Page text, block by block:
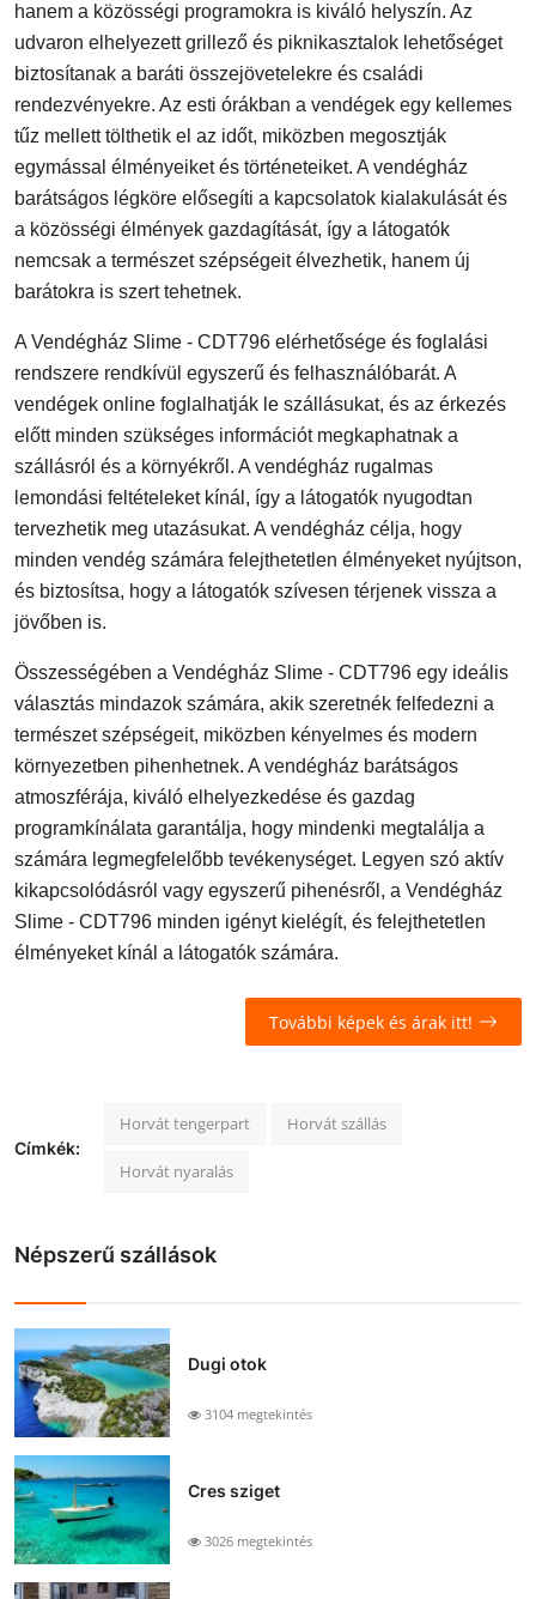
hanem a közösségi programokra is kiváló helyszín. Az
udvaron elhelyezett grillező és piknikasztalok lehetőséget
biztosítanak a baráti összejövetelekre és családi
rendezvényekre. Az esti órákban a vendégek egy kellemes
tűz mellett tölthetik el az időt, miközben megosztják
egymással élményeiket és történeteiket. A vendégház
barátságos légköre elősegíti a kapcsolatok kialakulását és
a közösségi élmények gazdagítását, így a látogatók
nemcsak a természet szépségeit élvezhetik, hanem új
barátokra is szert tehetnek.
A Vendégház Slime - CDT796 elérhetősége és foglalási
rendszere rendkívül egyszerű és felhasználóbarát. A
vendégek online foglalhatják le szállásukat, és az érkezés
előtt minden szükséges információt megkaphatnak a
szállásról és a környékről. A vendégház rugalmas
lemondási feltételeket kínál, így a látogatók nyugodtan
tervezhetik meg utazásukat. A vendégház célja, hogy
minden vendég számára felejthetetlen élményeket nyújtson,
és biztosítsa, hogy a látogatók szívesen térjenek vissza a
jövőben is.
Összességében a Vendégház Slime - CDT796 egy ideális
választás mindazok számára, akik szeretnék felfedezni a
természet szépségeit, miközben kényelmes és modern
környezetben pihenhetnek. A vendégház barátságos
atmoszférája, kiváló elhelyezkedése és gazdag
programkínálata garantálja, hogy mindenki megtalálja a
számára legmegfelelőbb tevékenységet. Legyen szó aktív
kikapcsolódásról vagy egyszerű pihenésről, a Vendégház
Slime - CDT796 minden igényt kielégít, és felejthetetlen
élményeket kínál a látogatók számára.
További képek és árak itt!
Címkék:
Horvát tengerpart Horvát szállás
Horvát nyaralás
Népszerű szállások
Dugi otok
3104 megtekintés
Cres sziget
3026 megtekintés